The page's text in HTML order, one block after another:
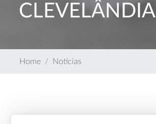
CLEVELÂNDIA
Home Notícias